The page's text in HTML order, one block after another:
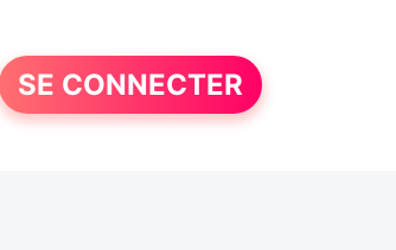
SE CONNECTER